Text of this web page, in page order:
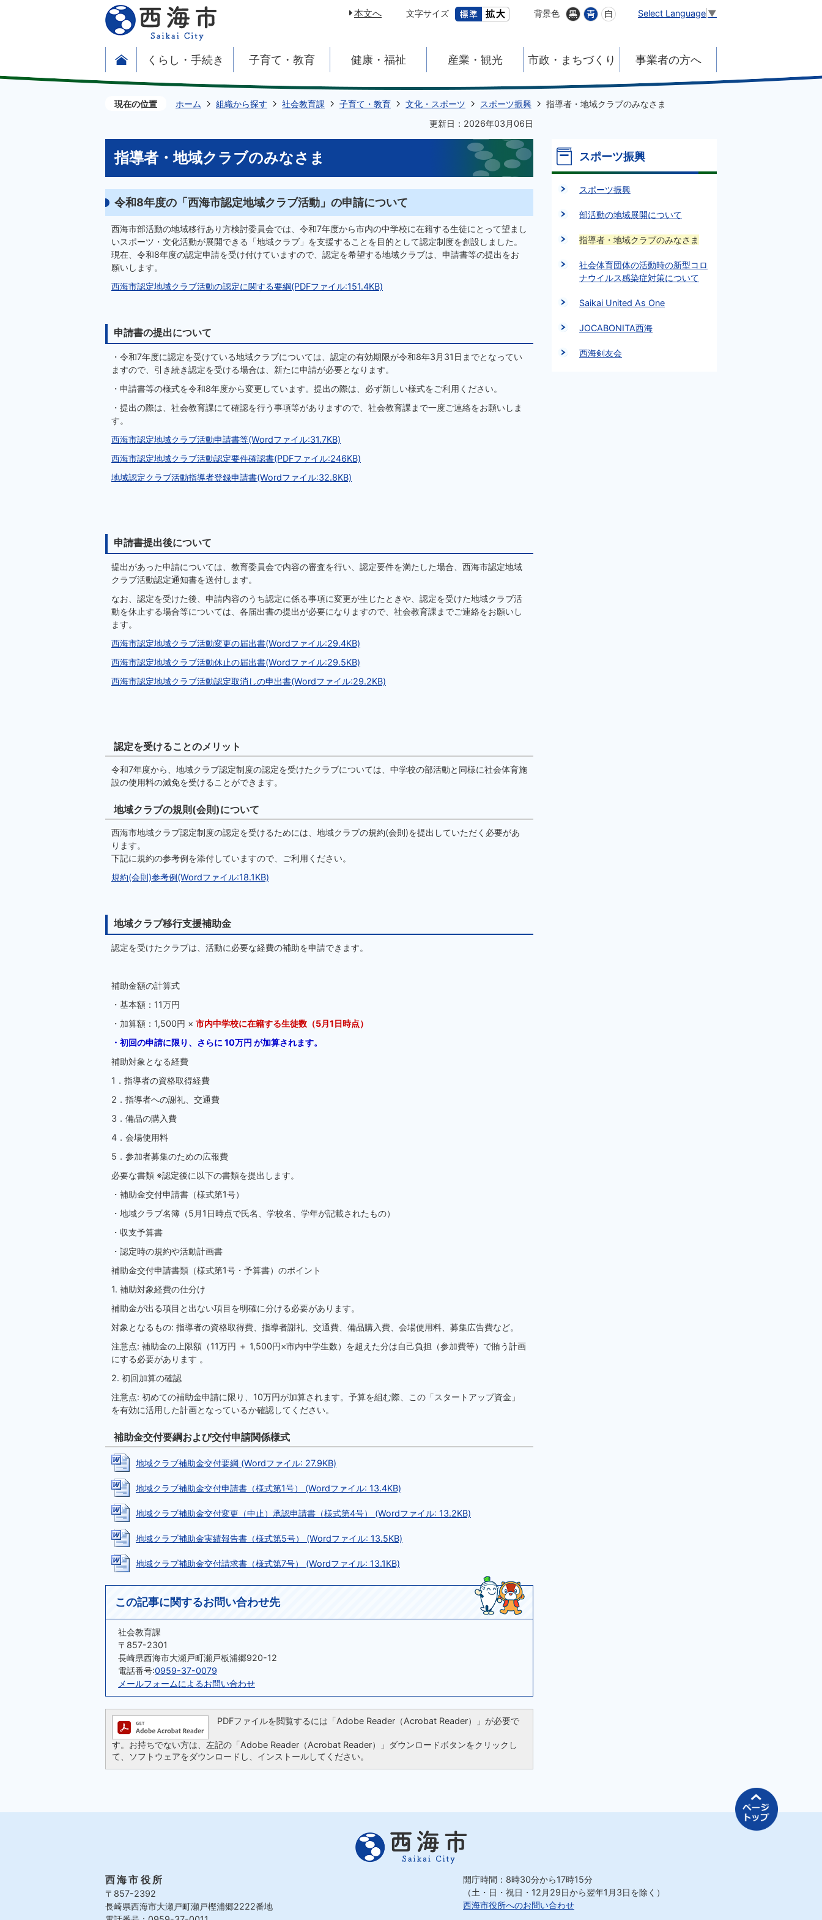
本文へ 文字サイズ 背景色 Select Language ▼
くらし・手続き 子育て・教育 健康・福祉 産業・観光 市政・まちづくり 事業者の方へ
現在の位置 ホーム 組織から探す 社会教育課 子育て・教育 文化・スポーツ スポーツ振興
指導者・地域クラブのみなさま
更新日：2026年03月06日
指導者・地域クラブのみなさま
令和8年度の「西海市認定地域クラブ活動」の申請について
西海市部活動の地域移行あり方検討委員会では、令和7年度から市内の中学校に在籍する生徒にとって望まし
いスポーツ・文化活動が展開できる「地域クラブ」を支援することを目的として認定制度を創設しました。
現在、令和8年度の認定申請を受け付けていますので、認定を希望する地域クラブは、申請書等の提出をお
願いします。
西海市認定地域クラブ活動の認定に関する要綱(PDFファイル:151.4KB)
申請書の提出について
・令和7年度に認定を受けている地域クラブについては、認定の有効期限が令和8年3月31日までとなってい
ますので、引き続き認定を受ける場合は、新たに申請が必要となります。
・申請書等の様式を令和8年度から変更しています。提出の際は、必ず新しい様式をご利用ください。
・提出の際は、社会教育課にて確認を行う事項等がありますので、社会教育課まで一度ご連絡をお願いしま
す。
西海市認定地域クラブ活動申請書等(Wordファイル:31.7KB)
西海市認定地域クラブ活動認定要件確認書(PDFファイル:246KB)
地域認定クラブ活動指導者登録申請書(Wordファイル:32.8KB)
申請書提出後について
提出があった申請については、教育委員会で内容の審査を行い、認定要件を満たした場合、西海市認定地域
クラブ活動認定通知書を送付します。
なお、認定を受けた後、申請内容のうち認定に係る事項に変更が生じたときや、認定を受けた地域クラブ活
動を休止する場合等については、各届出書の提出が必要になりますので、社会教育課までご連絡をお願いし
ます。
西海市認定地域クラブ活動変更の届出書(Wordファイル:29.4KB)
西海市認定地域クラブ活動休止の届出書(Wordファイル:29.5KB)
西海市認定地域クラブ活動認定取消しの申出書(Wordファイル:29.2KB)
認定を受けることのメリット
令和7年度から、地域クラブ認定制度の認定を受けたクラブについては、中学校の部活動と同様に社会体育施
設の使用料の減免を受けることができます。
地域クラブの規則(会則)について
西海市地域クラブ認定制度の認定を受けるためには、地域クラブの規約(会則)を提出していただく必要があ
ります。
下記に規約の参考例を添付していますので、ご利用ください。
規約(会則)参考例(Wordファイル:18.1KB)
地域クラブ移行支援補助金
認定を受けたクラブは、活動に必要な経費の補助を申請できます。
補助金額の計算式
・基本額：11万円
・加算額：1,500円 × 市内中学校に在籍する生徒数（5月1日時点）
・初回の申請に限り、さらに 10万円 が加算されます。
補助対象となる経費
1．指導者の資格取得経費
2．指導者への謝礼、交通費
3．備品の購入費
4．会場使用料
5．参加者募集のための広報費
必要な書類 ※認定後に以下の書類を提出します。
・補助金交付申請書（様式第1号）
・地域クラブ名簿（5月1日時点で氏名、学校名、学年が記載されたもの）
・収支予算書
・認定時の規約や活動計画書
補助金交付申請書類（様式第1号・予算書）のポイント
1. 補助対象経費の仕分け
補助金が出る項目と出ない項目を明確に分ける必要があります。
対象となるもの: 指導者の資格取得費、指導者謝礼、交通費、備品購入費、会場使用料、募集広告費など。
注意点: 補助金の上限額（11万円 ＋ 1,500円×市内中学生数）を超えた分は自己負担（参加費等）で賄う計画
にする必要があります 。
2. 初回加算の確認
注意点: 初めての補助金申請に限り、10万円が加算されます。予算を組む際、この「スタートアップ資金」
を有効に活用した計画となっているか確認してください。
補助金交付要綱および交付申請関係様式
地域クラブ補助金交付要綱 (Wordファイル: 27.9KB)
地域クラブ補助金交付申請書（様式第1号） (Wordファイル: 13.4KB)
地域クラブ補助金交付変更（中止）承認申請書（様式第4号） (Wordファイル: 13.2KB)
地域クラブ補助金実績報告書（様式第5号） (Wordファイル: 13.5KB)
地域クラブ補助金交付請求書（様式第7号） (Wordファイル: 13.1KB)
この記事に関するお問い合わせ先
社会教育課
〒857-2301
長崎県西海市大瀬戸町瀬戸板浦郷920-12
電話番号:0959-37-0079
メールフォームによるお問い合わせ
PDFファイルを閲覧するには「Adobe Reader（Acrobat Reader）」が必要で
す。お持ちでない方は、左記の「Adobe Reader（Acrobat Reader）」ダウンロードボタンをクリックし
て、ソフトウェアをダウンロードし、インストールしてください。
スポーツ振興
スポーツ振興
部活動の地域展開について
指導者・地域クラブのみなさま
社会体育団体の活動時の新型コロ
ナウイルス感染症対策について
Saikai United As One
JOCABONITA西海
西海剣友会
西海市役所
〒857-2392
長崎県西海市大瀬戸町瀬戸樫浦郷2222番地
開庁時間：8時30分から17時15分
（土・日・祝日・12月29日から翌年1月3日を除く）
西海市役所へのお問い合わせ